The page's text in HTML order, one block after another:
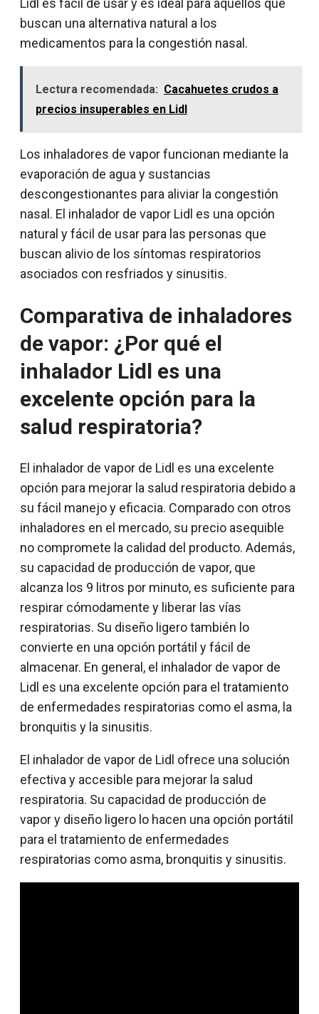
Lidl es fácil de usar y es ideal para aquellos que
buscan una alternativa natural a los
medicamentos para la congestión nasal.
Lectura recomendada: Cacahuetes crudos a
precios insuperables en Lidl
Los inhaladores de vapor funcionan mediante la
evaporación de agua y sustancias
descongestionantes para aliviar la congestión
nasal. El inhalador de vapor Lidl es una opción
natural y fácil de usar para las personas que
buscan alivio de los síntomas respiratorios
asociados con resfriados y sinusitis.
Comparativa de inhaladores
de vapor: ¿Por qué el
inhalador Lidl es una
excelente opción para la
salud respiratoria?
El inhalador de vapor de Lidl es una excelente
opción para mejorar la salud respiratoria debido a
su fácil manejo y eficacia. Comparado con otros
inhaladores en el mercado, su precio asequible
no compromete la calidad del producto. Además,
su capacidad de producción de vapor, que
alcanza los 9 litros por minuto, es suficiente para
respirar cómodamente y liberar las vías
respiratorias. Su diseño ligero también lo
convierte en una opción portátil y fácil de
almacenar. En general, el inhalador de vapor de
Lidl es una excelente opción para el tratamiento
de enfermedades respiratorias como el asma, la
bronquitis y la sinusitis.
El inhalador de vapor de Lidl ofrece una solución
efectiva y accesible para mejorar la salud
respiratoria. Su capacidad de producción de
vapor y diseño ligero lo hacen una opción portátil
para el tratamiento de enfermedades
respiratorias como asma, bronquitis y sinusitis.